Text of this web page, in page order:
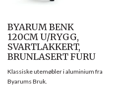
BYARUM BENK
120CM U/RYGG,
SVARTLAKKERT,
BRUNLASERT FURU
Klassiske utemøbler i aluminium fra
Byarums Bruk.